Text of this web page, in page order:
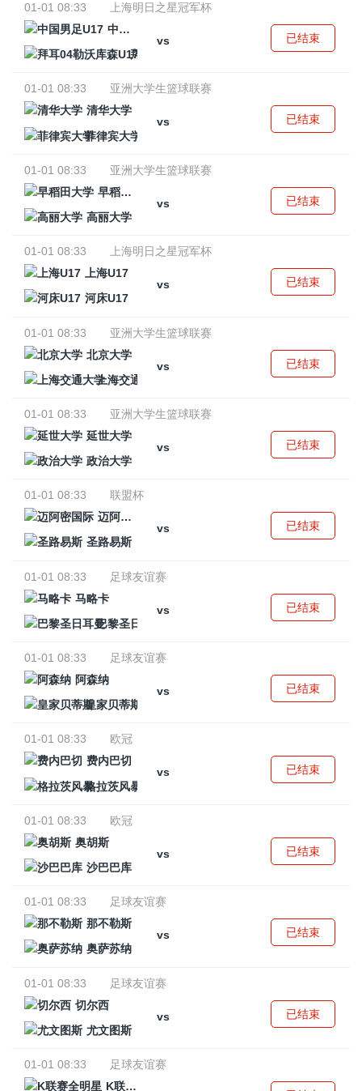
01-01 08:33
上海明日之星冠军杯
中国男足U17
vs
拜耳04勒沃库森U17
已结束
01-01 08:33
亚洲大学生篮球联赛
清华大学
vs
菲律宾大学
已结束
01-01 08:33
亚洲大学生篮球联赛
早稻田大学
vs
高丽大学
已结束
01-01 08:33
上海明日之星冠军杯
上海U17
vs
河床U17
已结束
01-01 08:33
亚洲大学生篮球联赛
北京大学
vs
上海交通大学
已结束
01-01 08:33
亚洲大学生篮球联赛
延世大学
vs
政治大学
已结束
01-01 08:33
联盟杯
迈阿密国际
vs
圣路易斯
已结束
01-01 08:33
足球友谊赛
马略卡
vs
巴黎圣日耳曼
已结束
01-01 08:33
足球友谊赛
阿森纳
vs
皇家贝蒂斯
已结束
01-01 08:33
欧冠
费内巴切
vs
格拉茨风暴
已结束
01-01 08:33
欧冠
奥胡斯
vs
沙巴巴库
已结束
01-01 08:33
足球友谊赛
那不勒斯
vs
奥萨苏纳
已结束
01-01 08:33
足球友谊赛
切尔西
vs
尤文图斯
已结束
01-01 08:33
足球友谊赛
K联赛全明星